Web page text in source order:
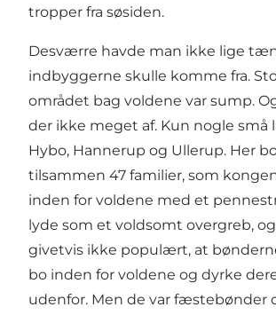
tropper fra søsiden.
Desværre havde man ikke lige
indbyggerne skulle komme fra.
området bag voldene var sump.
der ikke meget af. Kun nogle små
Hybo, Hannerup og Ullerup. Her
tilsammen 47 familier, som
inden for voldene med et
lyde som et voldsomt overgreb,
givetvis ikke populært, at
bo inden for voldene og dyrke
udenfor. Men de var fæstebønder